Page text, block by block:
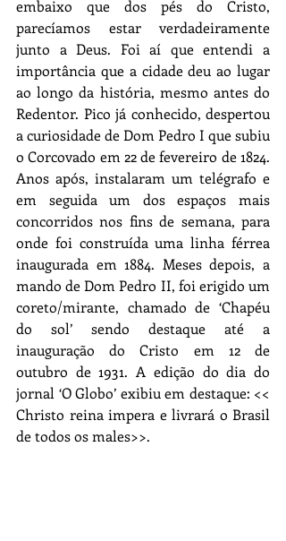
embaixo que dos pés do Cristo,
parecíamos estar verdadeiramente
junto a Deus. Foi aí que entendi a
importância que a cidade deu ao lugar
ao longo da história, mesmo antes do
Redentor. Pico já conhecido, despertou
a curiosidade de Dom Pedro I que subiu
o Corcovado em 22 de fevereiro de 1824.
Anos após, instalaram um telégrafo e
em seguida um dos espaços mais
concorridos nos fins de semana, para
onde foi construída uma linha férrea
inaugurada em 1884. Meses depois, a
mando de Dom Pedro II, foi erigido um
coreto/mirante, chamado de ‘Chapéu
do sol’ sendo destaque até a
inauguração do Cristo em 12 de
outubro de 1931. A edição do dia do
jornal ‘O Globo’ exibiu em destaque: <<
Christo reina impera e livrará o Brasil
de todos os males>>.